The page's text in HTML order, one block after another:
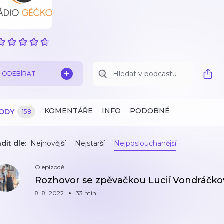
ODEBÍRAT
158 KOMENTÁŘE INFO PODOBNÉ
dle: Nejnovější Nejstarší Nejposlouchanější
O epizodě
Rozhovor se zpěvačkou Lucií
8. 8. 2022 33 min